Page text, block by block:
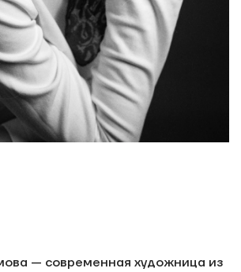
— современная художница из